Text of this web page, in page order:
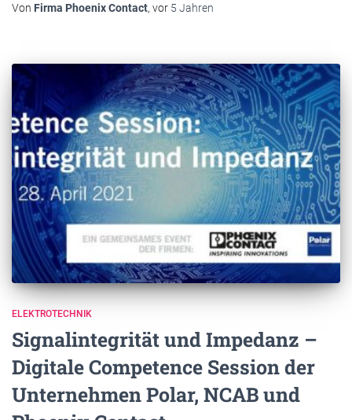
Von Firma Phoenix Contact, vor 5 Jahren
ELEKTROTECHNIK
Signalintegrität und Impedanz –
Digitale Competence Session der
Unternehmen Polar, NCAB und